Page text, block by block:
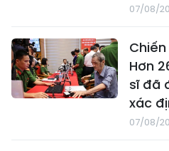
07/08/
Hơn
sĩ đã
xác
07/08/